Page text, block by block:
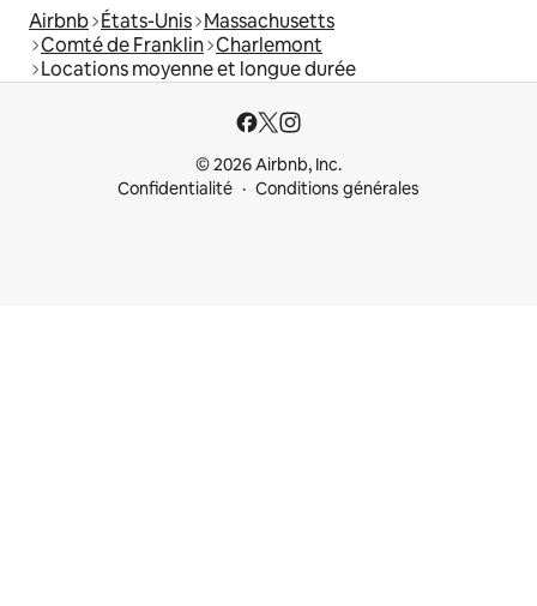
Airbnb États-Unis Massachusetts
Comté de Franklin Charlemont
Locations moyenne et longue durée
© 2026 Airbnb, Inc.
Confidentialité
Conditions générales